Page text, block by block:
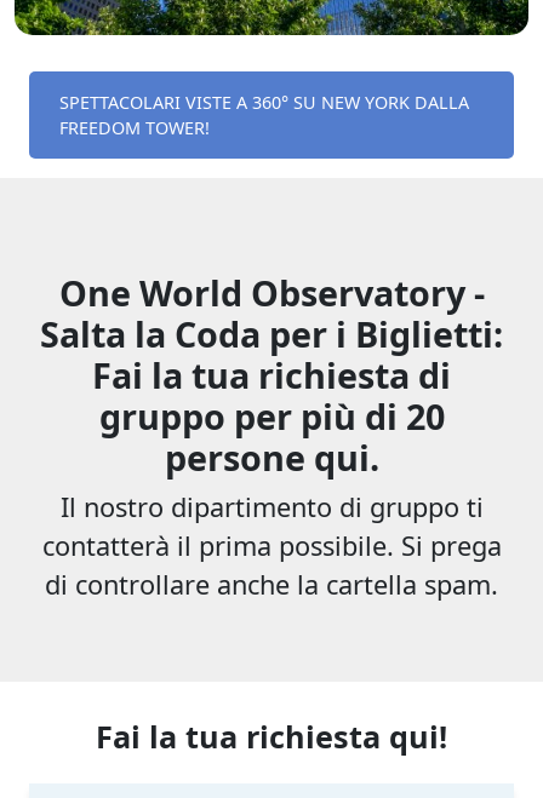
SPETTACOLARI VISTE A 360° SU NEW YORK DALLA
FREEDOM TOWER!
One World Observatory -
Salta la Coda per i Biglietti:
Fai la tua richiesta di
gruppo per più di 20
persone qui.
Il nostro dipartimento di gruppo ti
contatterà il prima possibile. Si prega
di controllare anche la cartella spam.
Fai la tua richiesta qui!